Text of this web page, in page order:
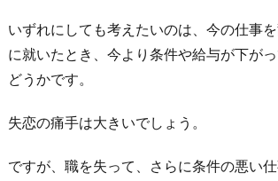
いずれにしても考えたいのは、今の仕事
に就いたとき、今より条件や給与が下が
どうかです。
失恋の痛手は大きいでしょう。
ですが、職を失って、さらに条件の悪い